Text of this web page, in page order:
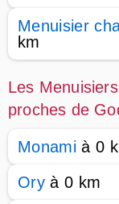
Menuisier
km
Les
proches de
Monamià 0
Oryà 0 km